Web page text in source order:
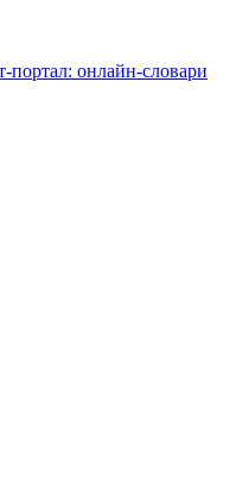
портал: онлайн-словари